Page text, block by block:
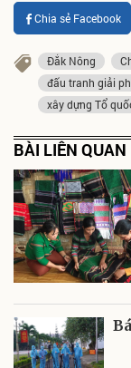
Chia sẻ Facebook
Đắk Nông
đấu tranh giải
xây dựng Tổ
BÀI LIÊN QUAN